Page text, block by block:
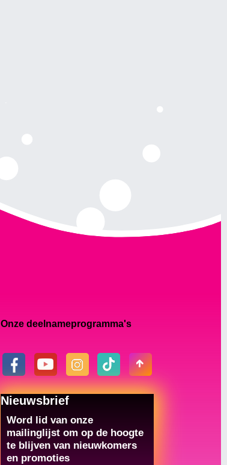
Onze deelnameprogramma's
Nieuwsbrief
Word lid van onze
mailinglijst om op de hoogte
te blijven van nieuwkomers
en promoties